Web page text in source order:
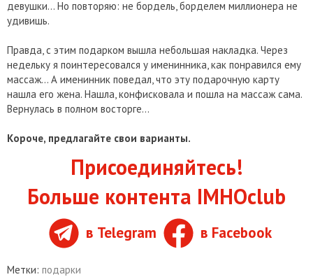
девушки… Но повторяю: не бордель, борделем миллионера не
удивишь.
Правда, с этим подарком вышла небольшая накладка. Через
недельку я поинтересовался у именинника, как понравился ему
массаж… А именинник поведал, что эту подарочную карту
нашла его жена. Нашла, конфисковала и пошла на массаж сама.
Вернулась в полном восторге…
Короче, предлагайте свои варианты.
Присоединяйтесь!
Больше контента IMHOclub
в Telegram в Facebook
Метки: подарки